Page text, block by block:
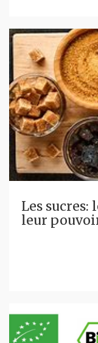
Les
leur